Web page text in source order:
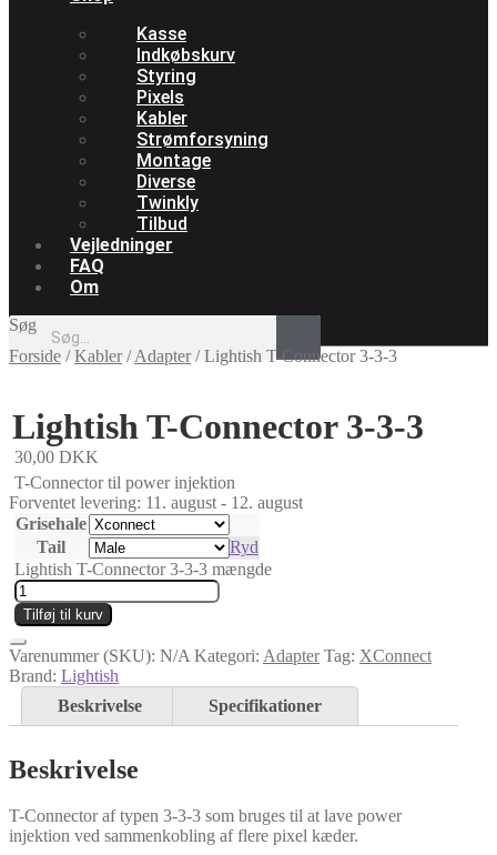
Kasse
Indkøbskurv
Styring
Pixels
Kabler
Strømforsyning
Montage
Diverse
Twinkly
Tilbud
Vejledninger
FAQ
Om
Søg
Forside /Kabler/Adapter/Lightish T-Connector 3-3-3
Lightish T-Connector 3-3-3
30,00 DKK
T-Connector til power injektion
Forventet levering: 11. august - 12. august
Grisehale
Tail
Ryd
Lightish T-Connector 3-3-3 mængde
Tilføj til kurv
Varenummer (SKU): N/A Kategori: Adapter Tag: XConnect
Brand: Lightish
Beskrivelse
Specifikationer
Beskrivelse
T-Connector af typen 3-3-3 som bruges til at lave power
injektion ved sammenkobling af flere pixel kæder.